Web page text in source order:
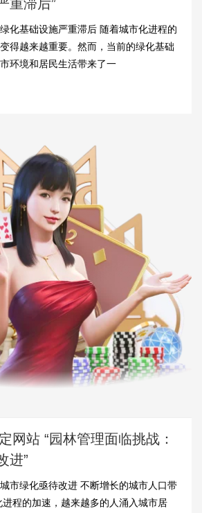
重滞后”
化基础设施严重滞后 随着城市化进程的
得越来越重要。然而，当前的绿化基础
环境和居民生活带来了一
网站 “园林管理面临挑战：
进”
市绿化亟待改进 不断增长的城市人口带
程的加速，越来越多的人涌入城市居